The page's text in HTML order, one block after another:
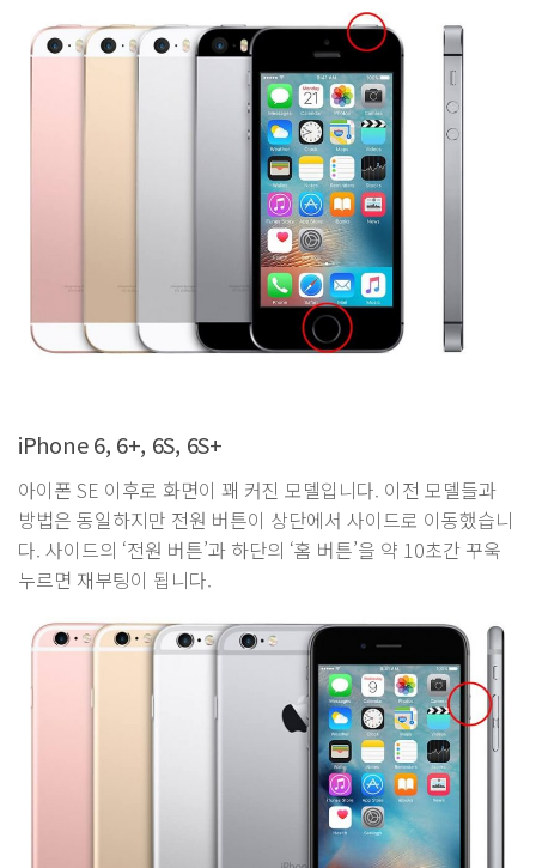
iPhone 6, 6+, 6S, 6S+
아이폰 SE 이후로 화면이 꽤 커진 모델입니다. 이전 모델들과
방법은 동일하지만 전원 버튼이 상단에서 사이드로 이동했습니
다. 사이드의 ‘전원 버튼’과 하단의 ‘홈 버튼’을 약 10초간 꾸욱
누르면 재부팅이 됩니다.